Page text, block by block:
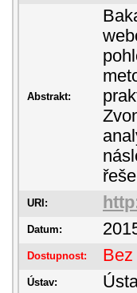
Abstrakt:
URI:
Datum:
Dostupnost:
Ústav: